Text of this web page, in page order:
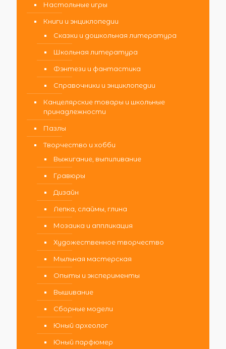
Настольные игры
Книги и энциклопедии
Сказки и дошкольная литература
Школьная литература
Фэнтези и фантастика
Справочники и энциклопедии
Канцелярские товары и школьные
принадлежности
Пазлы
Творчество и хобби
Выжигание, выпиливание
Гравюры
Дизайн
Лепка, слаймы, глина
Мозаика и аппликация
Художественное творчество
Мыльная мастерская
Опыты и эксперименты
Вышивание
Сборные модели
Юный археолог
Юный парфюмер